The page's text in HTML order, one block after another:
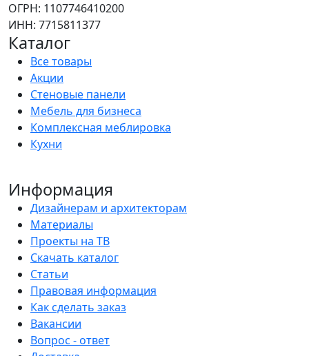
ОГРН: 1107746410200
ИНН: 7715811377
Каталог
Все товары
Акции
Стеновые панели
Мебель для бизнеса
Комплексная меблировка
Кухни
Информация
Дизайнерам и архитекторам
Материалы
Проекты на ТВ
Скачать каталог
Статьи
Правовая информация
Как сделать заказ
Вакансии
Вопрос - ответ